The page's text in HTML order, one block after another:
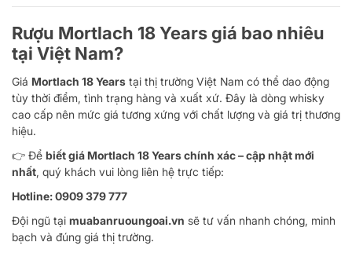
Rượu Mortlach 18 Years giá bao nhiêu
tại Việt Nam?
Giá Mortlach 18 Years tại thị trường Việt Nam có thể dao động
tùy thời điểm, tình trạng hàng và xuất xứ. Đây là dòng whisky
cao cấp nên mức giá tương xứng với chất lượng và giá trị thương
hiệu.
👉 Để biết giá Mortlach 18 Years chính xác – cập nhật mới
nhất, quý khách vui lòng liên hệ trực tiếp:
Hotline: 0909 379 777
Đội ngũ tại muabanruoungoai.vn sẽ tư vấn nhanh chóng, minh
bạch và đúng giá thị trường.